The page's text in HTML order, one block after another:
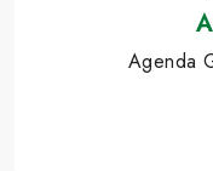
Agenda